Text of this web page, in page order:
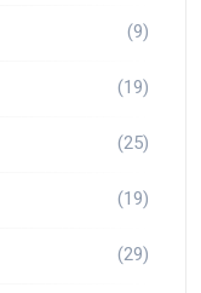
(9)
(19)
(25)
(19)
(29)